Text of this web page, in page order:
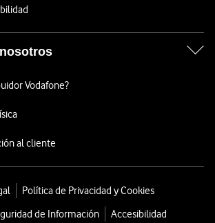
Vodafone?
al cliente
Política de Privacidad y Cookies
de Información
Accesibilidad